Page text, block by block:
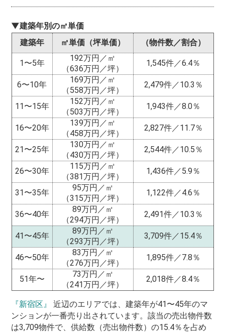
▼建築年別の㎡単価
建築年
㎡単価（坪単価） （物件数／割合）
1〜5年
192万円／㎡
（636万円／坪）
1,545件／6.4％
6〜10年
169万円／㎡
（558万円／坪）
2,479件／10.3％
11〜15年
152万円／㎡
（503万円／坪）
1,943件／8.0％
16〜20年
139万円／㎡
（458万円／坪）
2,827件／11.7％
21〜25年
130万円／㎡
（430万円／坪）
2,544件／10.5％
26〜30年
115万円／㎡
（381万円／坪）
1,436件／5.9％
31〜35年
95万円／㎡
（315万円／坪）
1,122件／4.6％
36〜40年
89万円／㎡
（294万円／坪）
2,491件／10.3％
41〜45年
89万円／㎡
（293万円／坪）
3,709件／15.4％
46〜50年
83万円／㎡
（276万円／坪）
1,895件／7.8％
51年〜
73万円／㎡
（241万円／坪）
2,018件／8.4％
『新宿区』
近辺のエリアでは、建築年が41〜45年のマ
ンションが一番売り出されています。該当の売出物件数
は3,709物件で、供給数（売出物件数）の15.4％を占め